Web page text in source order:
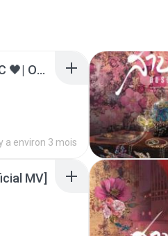
ไม่มีใครรู้ตัวเรา– UNHEARD MUSIC 🖤| Official Lyric Video | เพลงสู้ชีวิต
a environ 3 mois
MV]